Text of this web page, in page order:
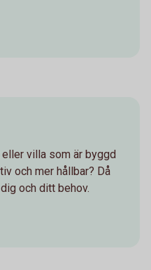
villa som är byggd
och mer hållbar? Då
och ditt behov.